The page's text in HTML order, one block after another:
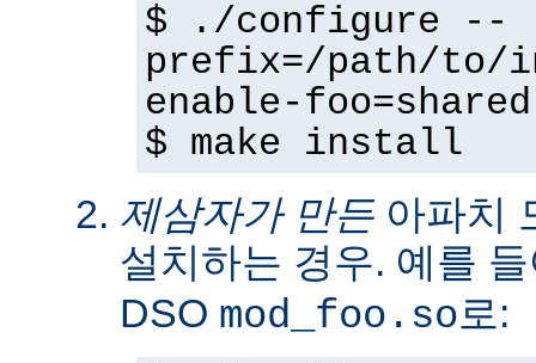
$ ./configure --
prefix=/path/
enable-foo=shared
$ make install
제삼자가 만든아파치
설치하는 경우. 예를
DSO mod_foo.so로: